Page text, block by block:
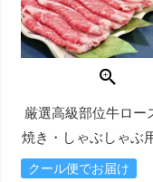
厳選高級部位牛ロー
焼き・しゃぶしゃぶ
クール便でお届け